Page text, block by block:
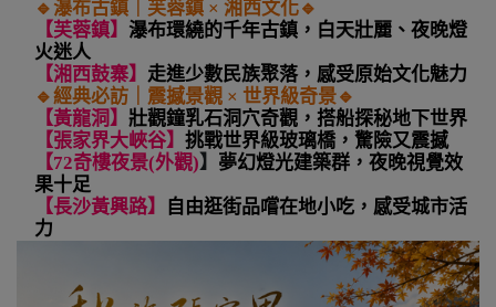
🔹 瀑布古鎮｜芙蓉鎮 × 湘西文化🔹
【芙蓉鎮】 瀑布環繞的千年古鎮，白天壯麗、夜晚燈
火迷人
【湘西鼓寨】 走進少數民族聚落，感受原始文化魅力
🔹經典必訪｜震撼景觀 × 世界級奇景🔹
【黃龍洞】 壯觀鐘乳石洞穴奇觀，搭船探秘地下世界
【張家界大峽谷】 挑戰世界級玻璃橋，驚險又震撼
【72奇樓夜景(外觀)】 夢幻燈光建築群，夜晚視覺效
果十足
【長沙黃興路】
自由逛街品嚐在地小吃，感受城市活
力